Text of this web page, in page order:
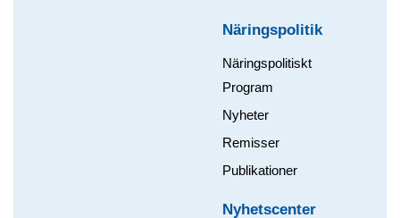
Näringspolitik
Näringspolitiskt
Program
Nyheter
Remisser
Publikationer
Nyhetscenter